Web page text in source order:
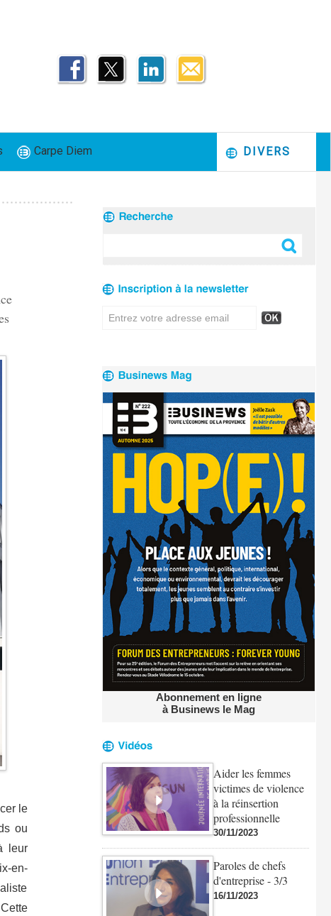
Carpe Diem DIVERS
le
ou
leur
en-
Abonnement en ligne
à Businews le Mag
Aider les femmes
victimes de violence
à la réinsertion
professionnelle
30/11/2023
Paroles de chefs
d'entreprise - 3/3
16/11/2023